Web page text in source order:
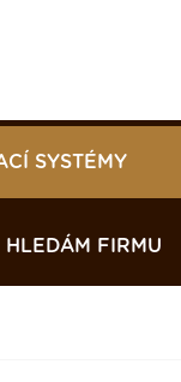
SYSTÉMY
HLEDÁM FIRMU